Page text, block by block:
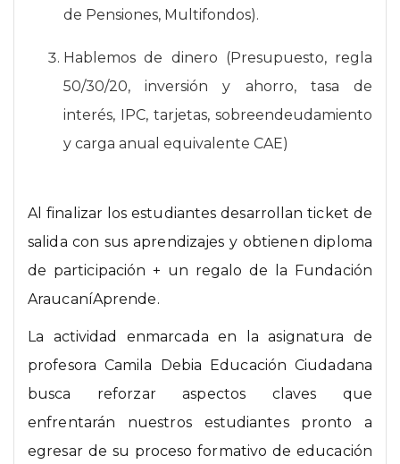
de Pensiones, Multifondos).
Hablemos de dinero (Presupuesto, regla
50/30/20, inversión y ahorro, tasa de
interés, IPC, tarjetas, sobreendeudamiento
y carga anual equivalente CAE)
Al finalizar los estudiantes desarrollan ticket de
salida con sus aprendizajes y obtienen diploma
de participación + un regalo de la Fundación
AraucaníAprende.
La actividad enmarcada en la asignatura de
profesora Camila Debia Educación Ciudadana
busca reforzar aspectos claves que
enfrentarán nuestros estudiantes pronto a
egresar de su proceso formativo de educación